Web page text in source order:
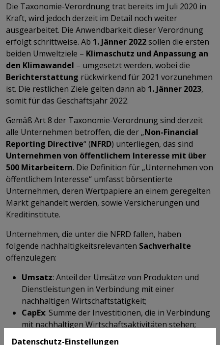
Die Taxonomie-Verordnung trat bereits im Juli 2020 in
Kraft, wird jedoch derzeit im Detail noch weiter
ausgearbeitet. Die Anwendbarkeit dieser Verordnung
erfolgt schrittweise. Ab 1. Jänner 2022sollen die ersten
beiden Umweltziele – Klimaschutz und Anpassung an
den Klimawandel – umgesetzt werden, wobei die
Berichterstattung rückwirkend für 2021 vorzunehmen
ist. Die restlichen Ziele gelten dann ab 1. Jänner 2023,
somit für das Geschäftsjahr 2022.
Gemäß Art 8 der Taxonomie-Verordnung sind derzeit
alle Unternehmen betroffen, die der „Non-Financial
Reporting Directive“ (NFRD) unterliegen, das sind
Unternehmen von öffentlichem Interesse mit über
500 Mitarbeitern. Die Definition für „Unternehmen von
öffentlichem Interesse“ umfasst börsentierte
Unternehmen, deren Wertpapiere an einem geregelten
Markt gehandelt werden, sowie Versicherungen und
Kreditinstitute.
Unternehmen, die unter die NFRD fallen, haben
folgende nachhaltigkeitsrelevanten Sachverhalte
offenzulegen:
Umsatz: Anteil der Umsätze von Produkten und
Dienstleistungen in Verbindung mit einer
nachhaltigen Wirtschaftstätigkeit;
CapEx: Summe der Investitionen, die in Verbindung
mit nachhaltigen Wirtschaftsaktivitäten stehen;
: Summe der Betriebsausgaben, die für die
Datenschutz-Einstellungen